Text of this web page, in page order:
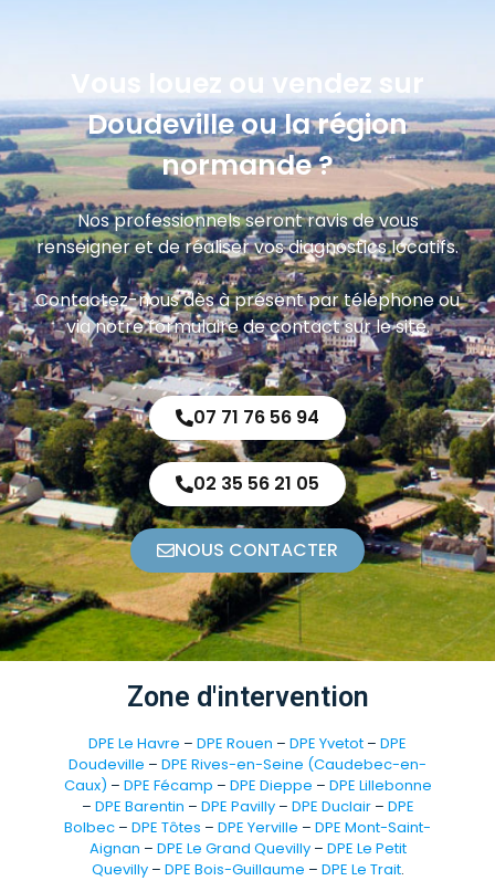
Vous louez ou vendez sur
Doudeville ou la région
normande ?
Nos professionnels seront ravis de vous
renseigner et de réaliser vos diagnostics locatifs.
Contactez-nous dès à présent par téléphone ou
via notre formulaire de contact sur le site.
07 71 76 56 94
02 35 56 21 05
NOUS CONTACTER
Zone d'intervention
DPE Le Havre – DPE Rouen – DPE Yvetot – DPE
Doudeville – DPE Rives-en-Seine (Caudebec-en-
Caux) – DPE Fécamp – DPE Dieppe – DPE Lillebonne
– DPE Barentin – DPE Pavilly– DPE Duclair– DPE
Bolbec – DPE Tôtes – DPE Yerville – DPE Mont-Saint-
Aignan – DPE Le Grand Quevilly– DPE Le Petit
Quevilly– DPE Bois-Guillaume – DPE Le Trait.